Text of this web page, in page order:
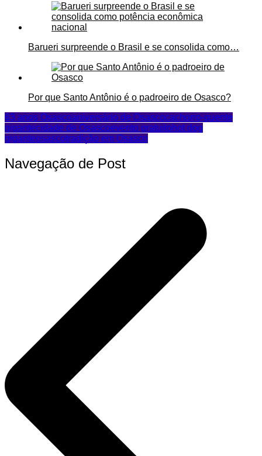
Barueri surpreende o Brasil e se consolida como…
Por que Santo Antônio é o padroeiro de Osasco?
63 anos Osascoaniversário de Osascocachorro-quente
gigantecidade de Osascoevento gratuitohot dog
giganteosascotradição em Osasco
Navegação de Post